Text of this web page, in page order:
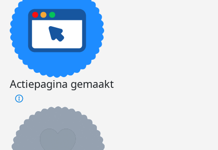
Actiepagina gemaakt